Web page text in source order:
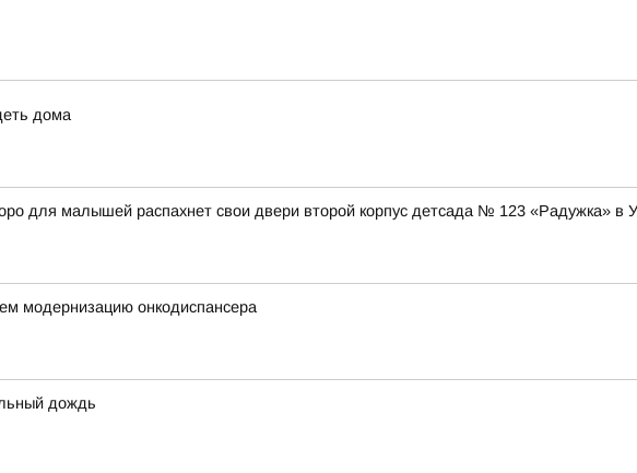
дома
для малышей распахнет свои двери второй корпус детсада № 123 «Радужка» в
модернизацию онкодиспансера
дождь